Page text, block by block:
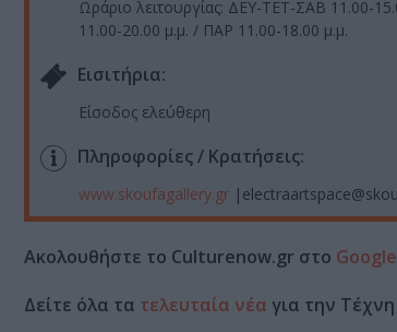
Ωράριο λειτουργίας: ΔΕΥ-ΤΕΤ-ΣΑΒ 11.00-
11.00-20.00 μ.μ. / ΠΑΡ 11.00-18.00 μ.μ.
Eισιτήρια:
Είσοδος ελεύθερη
Πληροφορίες / Κρατήσεις:
www.skoufagallery.gr
Ακολουθήστε το Culturenow.gr στο
Δείτε όλα τα τελευταία νέα για την